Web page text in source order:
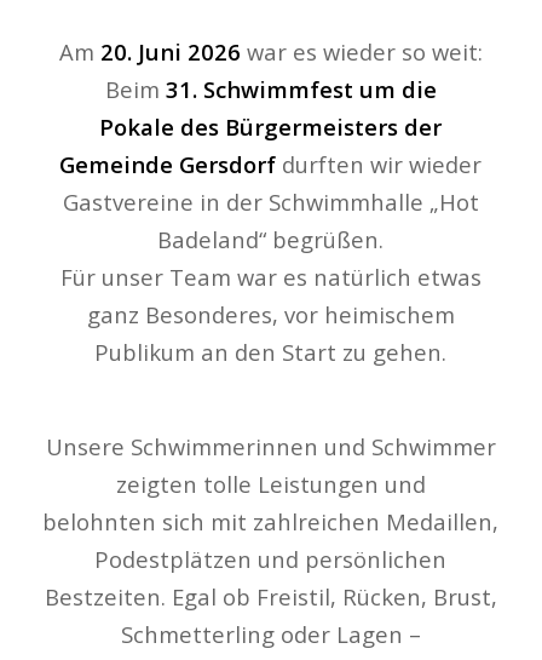
Am 20. Juni 2026 war es wieder so weit:
Beim 31. Schwimmfest um die
Pokale des Bürgermeisters der
Gemeinde Gersdorf durften wir wieder
Gastvereine in der Schwimmhalle „Hot
Badeland“ begrüßen.
Für unser Team war es natürlich etwas
ganz Besonderes, vor heimischem
Publikum an den Start zu gehen.
Unsere Schwimmerinnen und Schwimmer
zeigten tolle Leistungen und
belohnten sich mit zahlreichen Medaillen,
Podestplätzen und persönlichen
Bestzeiten. Egal ob Freistil, Rücken, Brust,
Schmetterling oder Lagen –